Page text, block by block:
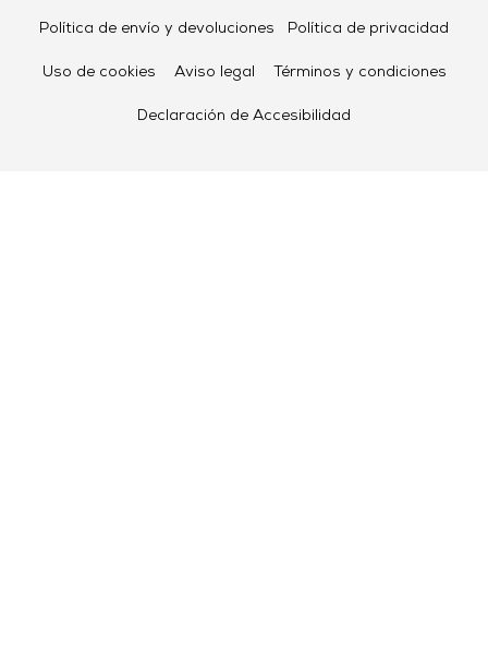
Política de envío y devoluciones Política de privacidad
Uso de cookies Aviso legal Términos y condiciones
Declaración de Accesibilidad